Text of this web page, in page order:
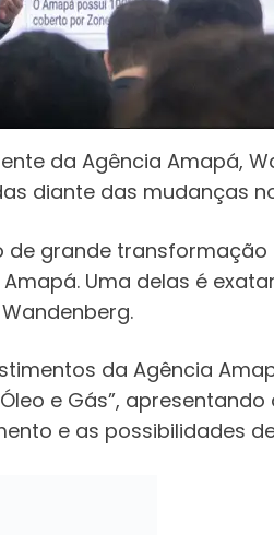
da Agência Amapá,
diante das mudanças
de grande
Uma delas é
da Agência
e Gás”,
e as possibilidades